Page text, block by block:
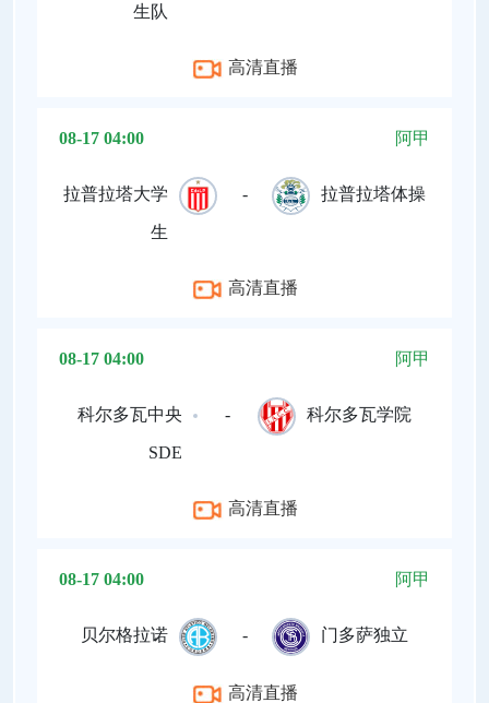
生队
高清直播
08-17 04:00 阿甲
拉普拉塔大学
生
- 拉普拉塔体操
高清直播
08-17 04:00 阿甲
科尔多瓦中央
SDE
- 科尔多瓦学院
高清直播
08-17 04:00 阿甲
贝尔格拉诺 - 门多萨独立
高清直播